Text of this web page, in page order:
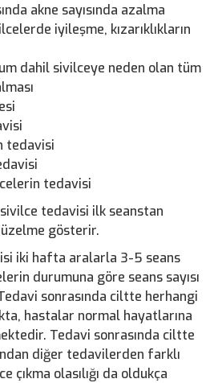
akne sayısında azalma
iyileşme, kızarıklıkların
dahil sivilceye neden olan tüm
tedavisi
tedavisi
tedavisi ilk seanstan
gösterir.
iki hafta aralarla 3-5 seans
durumuna göre seans sayısı
sonrasında ciltte herhangi
hastalar normal hayatlarına
Tedavi sonrasında ciltte
diğer tedavilerden farklı
çıkma olasılığı da oldukça